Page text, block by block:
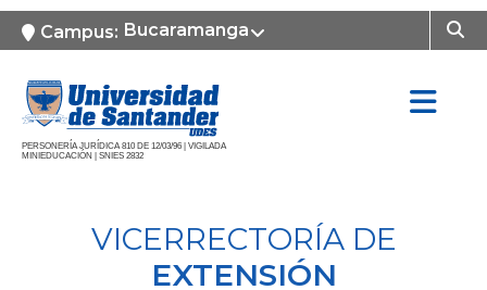
Campus: Bucaramanga
PERSONERÍA JURÍDICA 810 DE 12/03/96 | VIGILADA
MINIEDUCACIÓN | SNIES 2832
VICERRECTORÍA DE
EXTENSIÓN